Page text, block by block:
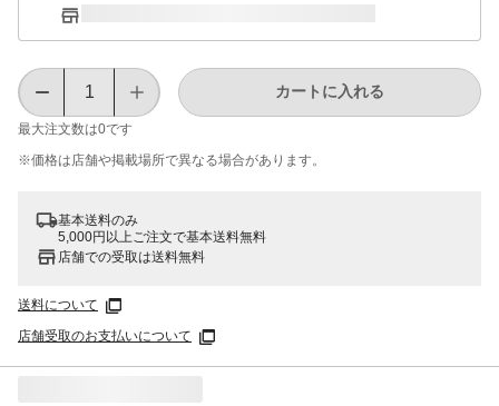
最大注文数は0です
カートに入れる
※価格は​店舗や​掲載場所で​異なる​場合が​あります。
基本送料のみ
5,000円以上ご注文で基本送料無料
店舗での受取は送料無料
送料について
店舗受取のお支払いについて